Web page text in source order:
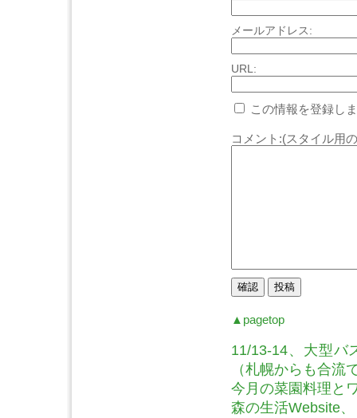
メールアドレス:
URL:
この情報を登録し
コメント:(スタイル用
▲pagetop
11/13-14、大型バ
（札幌からも合流
今月の菜園料理と
森の生活Website